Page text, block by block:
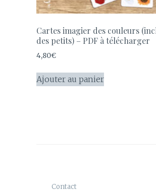
Cartes imagier des couleurs
des petits) – PDF à télécharger
4,80€
Ajouter au panier
Contact